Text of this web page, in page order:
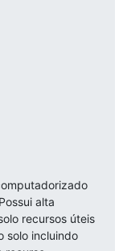
alta
recursos úteis
solo incluindo